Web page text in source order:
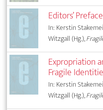
Editors’ Preface
In: Kerstin
Witzgall (Hg.),
Expropriation
Fragile
In: Kerstin
Witzgall (Hg.),